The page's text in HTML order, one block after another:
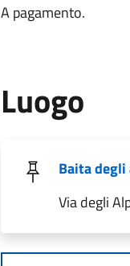
A pagamento.
Luogo
Baita
Via degli